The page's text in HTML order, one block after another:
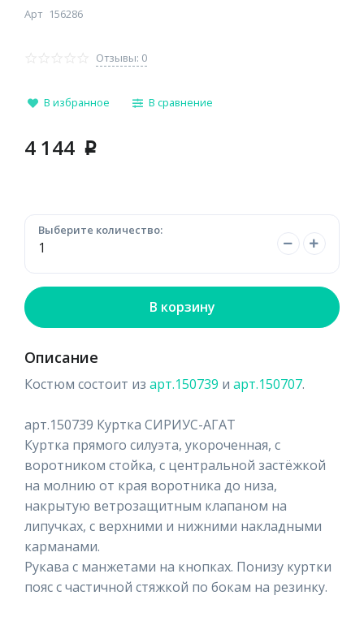
Арт 156286
Отзывы: 0
В избранное В сравнение
4 144 p
Выберите количество:
В корзину
Описание
Костюм состоит из арт.150739 и арт.150707.
арт.150739 Куртка СИРИУС-АГАТ
Куртка прямого силуэта, укороченная, с
воротником стойка, с центральной застёжкой
на молнию от края воротника до низа,
накрытую ветрозащитным клапаном на
липучках, с верхними и нижними накладными
карманами.
Рукава с манжетами на кнопках. Понизу куртки
пояс с частичной стяжкой по бокам на резинку.